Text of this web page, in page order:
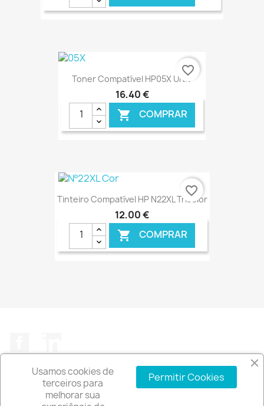
€ ONLINE
Toner Compatível HP05X UNIV
16,40 €
 COMPRAR
€ ONLINE
favorite_border
Tinteiro Compatível HP N22XL Tricolor
12,00 €
 COMPRAR
favorite_border
Usamos cookies de
terceiros para
melhorar sua
Permitir Cookies